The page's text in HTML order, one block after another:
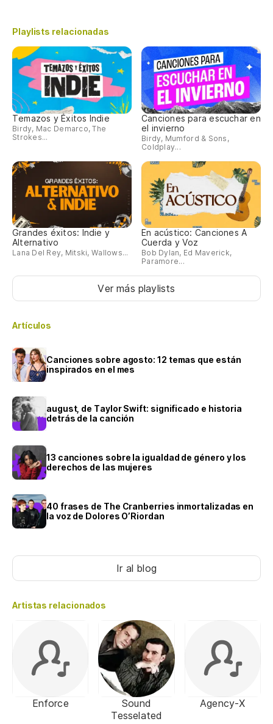
Playlists relacionadas
Temazos y Éxitos Indie
Birdy, Mac Demarco, The
Strokes...
Canciones para escuchar en
el invierno
Birdy, Mumford & Sons,
Coldplay...
Grandes éxitos: Indie y
Alternativo
Lana Del Rey, Mitski, Wallows...
En acústico: Canciones A
Cuerda y Voz
Bob Dylan, Ed Maverick,
Paramore...
Ver más playlists
Artículos
Canciones sobre agosto: 12 temas que están
inspirados en el mes
august, de Taylor Swift: significado e historia
detrás de la canción
13 canciones sobre la igualdad de género y los
derechos de las mujeres
40 frases de The Cranberries inmortalizadas en
la voz de Dolores O’Riordan
Ir al blog
Artistas relacionados
Enforce
Sound
Tesselated
Agency-X